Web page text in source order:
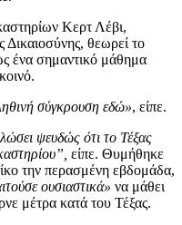
Κερτ Λέβι,
Δικαιοσύνης, θεωρεί το
ένα σημαντικό μάθημα
σύγκρουση εδώ», είπε.
ψευδώς ότι το Τέξας
είπε. Θυμήθηκε
την περασμένη εβδομάδα,
ουσιαστικά» να μάθει
μέτρα κατά του Τέξας.